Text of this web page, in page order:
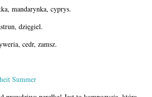
mandarynka, cyprys.
dzięgiel.
cedr, zamsz.
Summer